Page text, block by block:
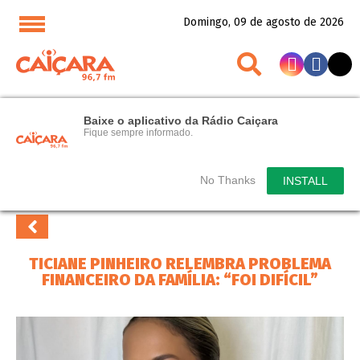
Baixe o aplicativo da Rádio Caiçara
Fique sempre informado.
No Thanks INSTALL
Domingo, 09 de agosto de 2026
TICIANE PINHEIRO RELEMBRA PROBLEMA
FINANCEIRO DA FAMÍLIA: “FOI DIFÍCIL”